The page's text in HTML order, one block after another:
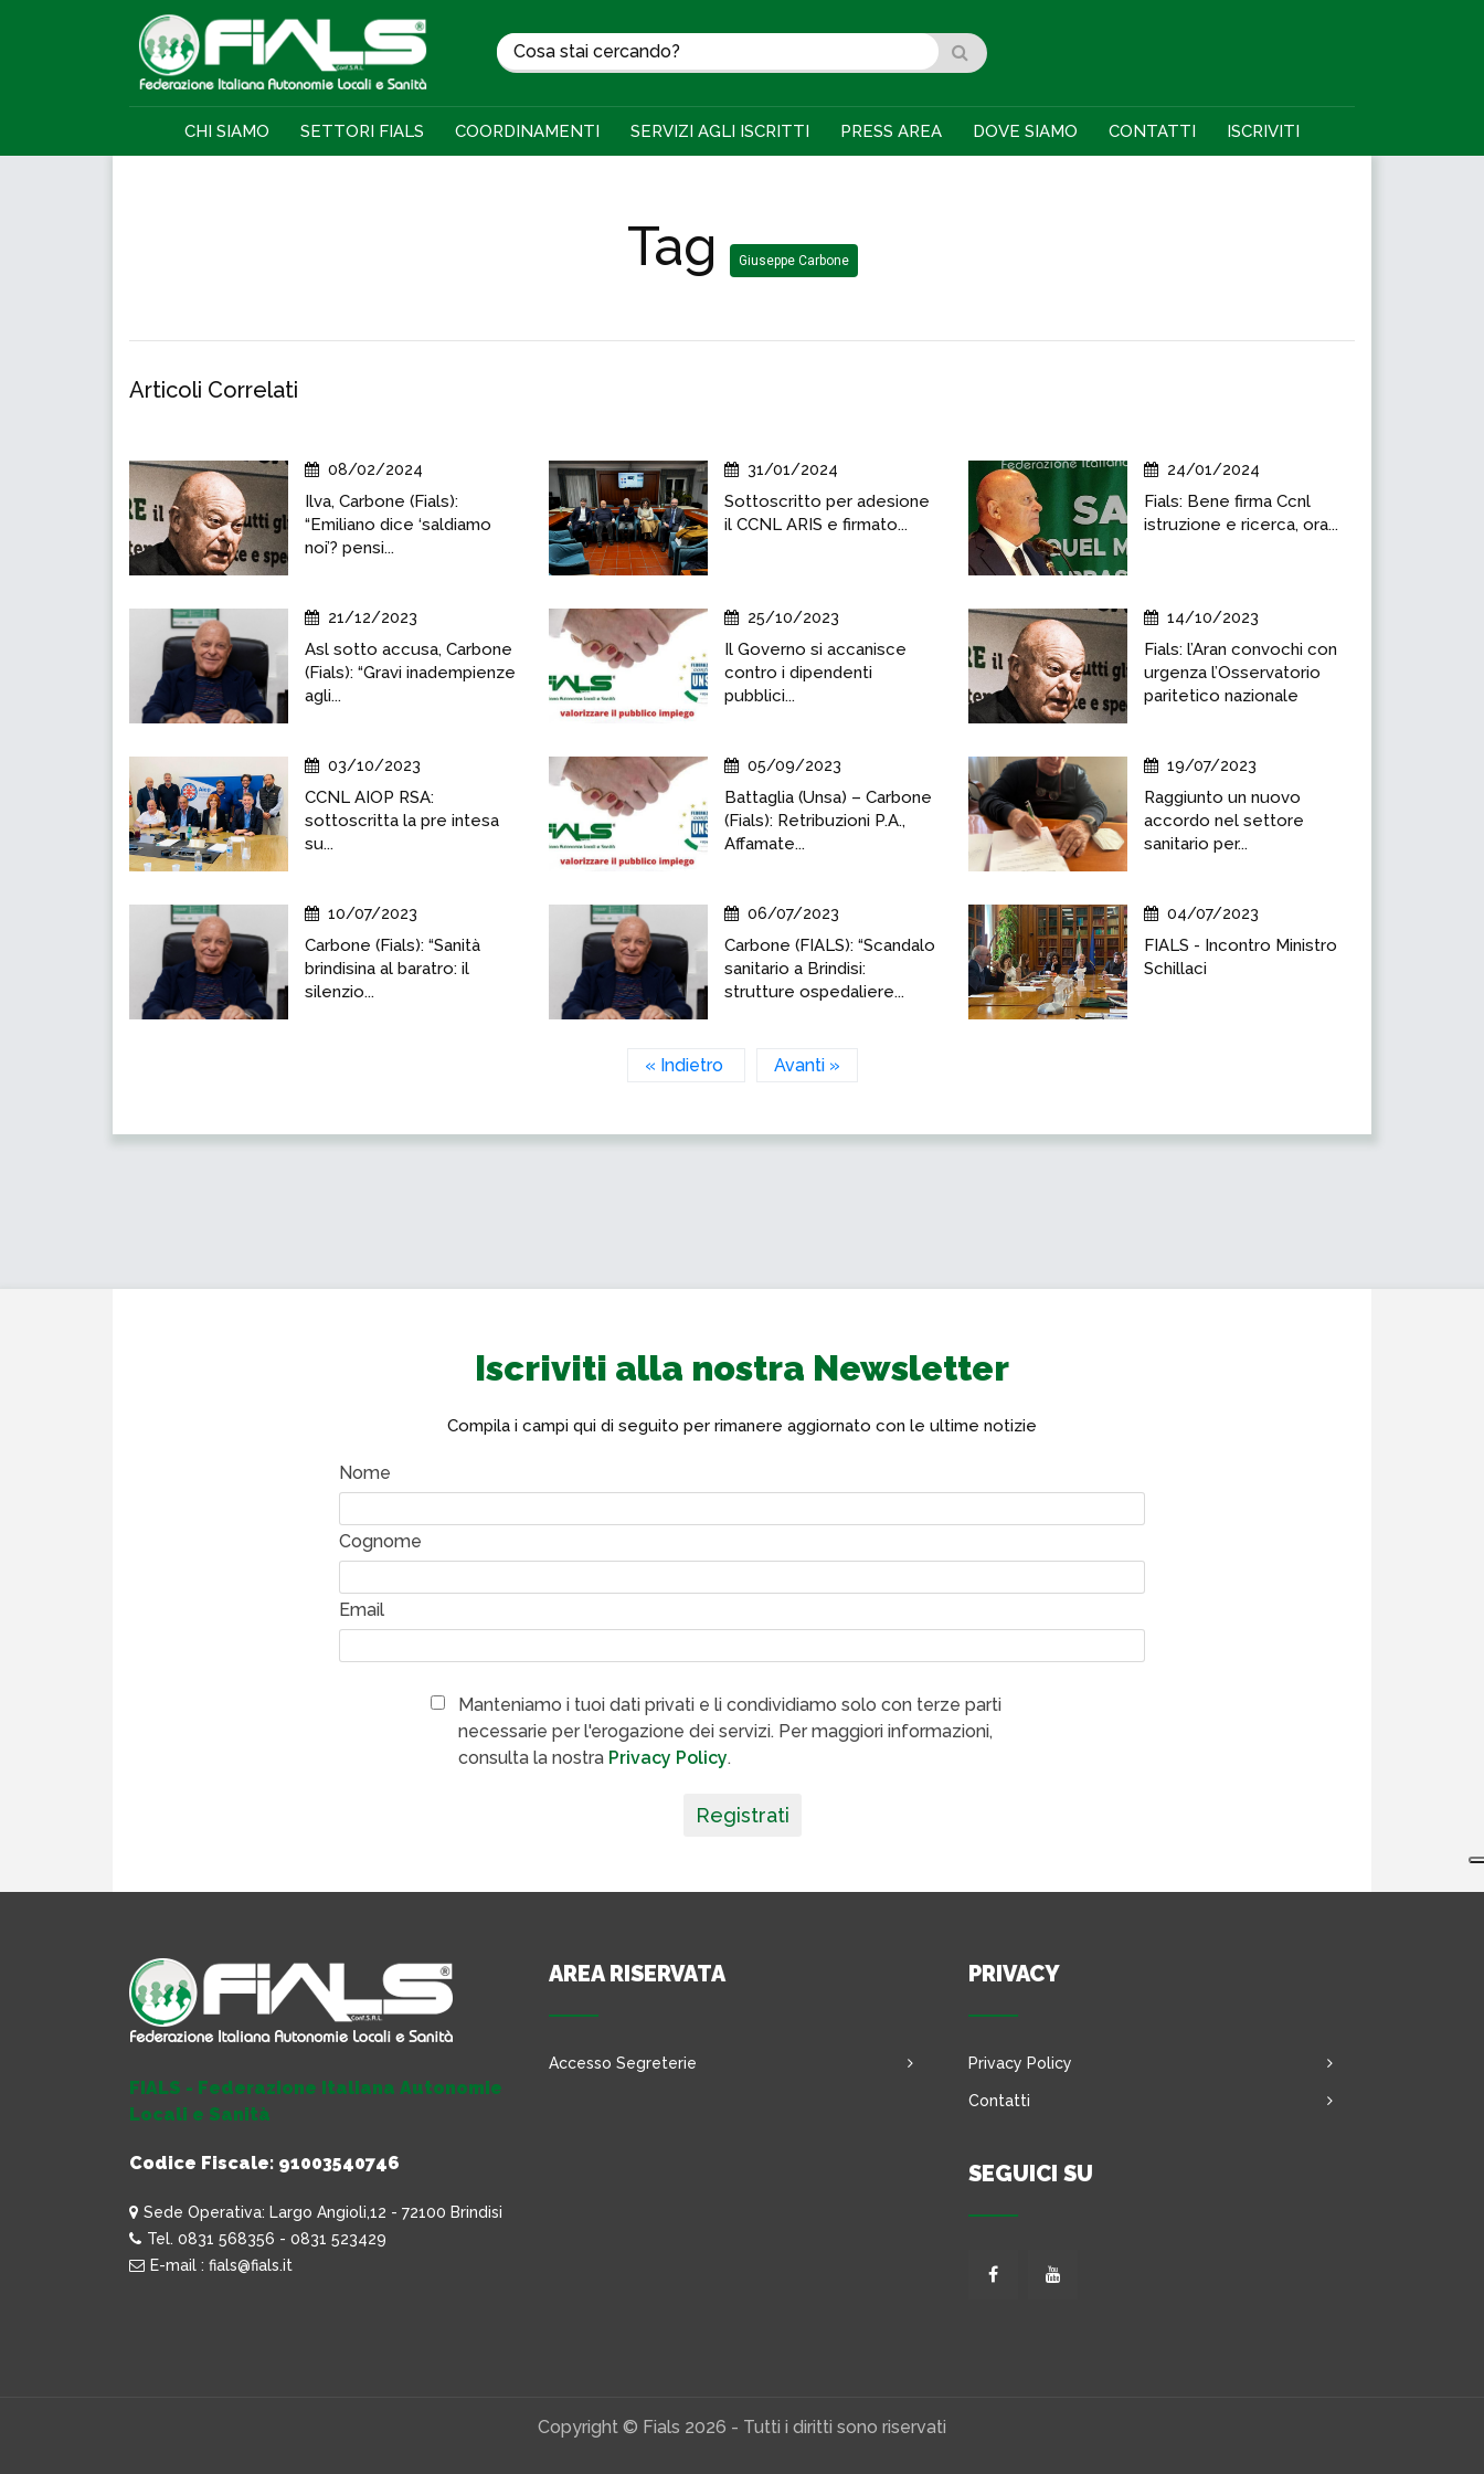
CHI SIAMO SETTORI FIALS COORDINAMENTI SERVIZI AGLI ISCRITTI PRESS AREA DOVE SIAMO CONTATTI ISCRIVITI
Tag Giuseppe Carbone
Articoli Correlati
08/02/2024
Ilva, Carbone (Fials):
“Emiliano dice ‘saldiamo
noi’? pensi...
31/01/2024
Sottoscritto per adesione
il CCNL ARIS e firmato...
24/01/2024
Fials: Bene firma Ccnl
istruzione e ricerca, ora...
21/12/2023
Asl sotto accusa, Carbone
(Fials): “Gravi inadempienze
agli...
25/10/2023
Il Governo si accanisce
contro i dipendenti
pubblici...
14/10/2023
Fials: l’Aran convochi con
urgenza l’Osservatorio
paritetico nazionale
03/10/2023
CCNL AIOP RSA:
sottoscritta la pre intesa
su...
05/09/2023
Battaglia (Unsa) – Carbone
(Fials): Retribuzioni P.A.,
Affamate...
19/07/2023
Raggiunto un nuovo
accordo nel settore
sanitario per...
10/07/2023
Carbone (Fials): “Sanità
brindisina al baratro: il
silenzio...
06/07/2023
Carbone (FIALS): “Scandalo
sanitario a Brindisi:
strutture ospedaliere...
04/07/2023
FIALS - Incontro Ministro
Schillaci
« Indietro Avanti »
Iscriviti alla nostra Newsletter
Compila i campi qui di seguito per rimanere aggiornato con le ultime notizie
Nome
Cognome
Email
Manteniamo i tuoi dati privati e li condividiamo solo con terze parti
necessarie per l'erogazione dei servizi. Per maggiori informazioni,
consulta la nostra Privacy Policy.
Registrati
FIALS - Federazione Italiana Autonomie
Locali e Sanità
Codice Fiscale: 91003540746
Sede Operativa: Largo Angioli,12 - 72100 Brindisi
Tel. 0831 568356 - 0831 523429
E-mail : fials@fials.it
AREA RISERVATA
Accesso Segreterie
PRIVACY
Privacy Policy
Contatti
SEGUICI SU
Copyright © Fials 2026 - Tutti i diritti sono riservati